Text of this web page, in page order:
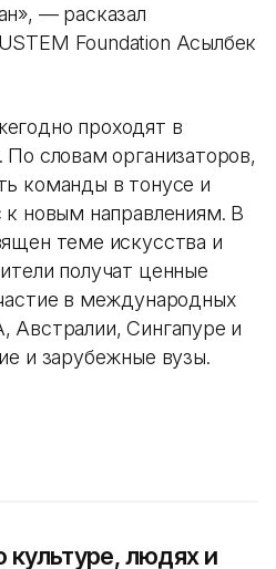
— расказал
Foundation Асылбек
проходят в
По словам организаторов,
команды в тонусе и
к новым направлениям. В
теме искусства и
получат ценные
в международных
Австралии, Сингапуре и
и зарубежные вузы.
культуре, людях и